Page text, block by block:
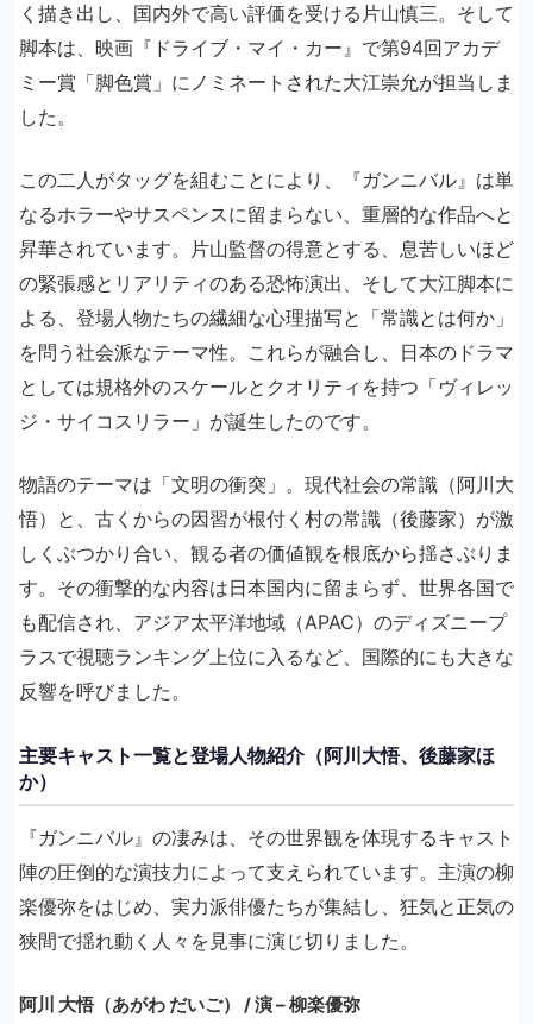
く描き出し、国内外で高い評価を受ける片山慎三。そして
脚本は、映画『ドライブ・マイ・カー』で第94回アカデ
ミー賞「脚色賞」にノミネートされた大江崇允が担当しま
した。
この二人がタッグを組むことにより、『ガンニバル』は単
なるホラーやサスペンスに留まらない、重層的な作品へと
昇華されています。片山監督の得意とする、息苦しいほど
の緊張感とリアリティのある恐怖演出、そして大江脚本に
よる、登場人物たちの繊細な心理描写と「常識とは何か」
を問う社会派なテーマ性。これらが融合し、日本のドラマ
としては規格外のスケールとクオリティを持つ「ヴィレッ
ジ・サイコスリラー」が誕生したのです。
物語のテーマは「文明の衝突」。現代社会の常識（阿川大
悟）と、古くからの因習が根付く村の常識（後藤家）が激
しくぶつかり合い、観る者の価値観を根底から揺さぶりま
す。その衝撃的な内容は日本国内に留まらず、世界各国で
も配信され、アジア太平洋地域（APAC）のディズニープ
ラスで視聴ランキング上位に入るなど、国際的にも大きな
反響を呼びました。
主要キャスト一覧と登場人物紹介（阿川大悟、後藤家ほ
か）
『ガンニバル』の凄みは、その世界観を体現するキャスト
陣の圧倒的な演技力によって支えられています。主演の柳
楽優弥をはじめ、実力派俳優たちが集結し、狂気と正気の
狭間で揺れ動く人々を見事に演じ切りました。
阿川 大悟（あがわ だいご） / 演 – 柳楽優弥